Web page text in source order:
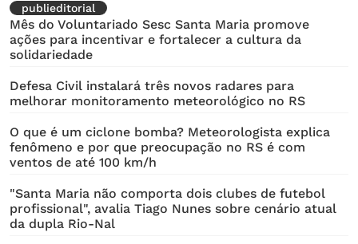
publieditorial
Mês do Voluntariado Sesc Santa Maria promove
ações para incentivar e fortalecer a cultura da
solidariedade
Defesa Civil instalará três novos radares para
melhorar monitoramento meteorológico no RS
O que é um ciclone bomba? Meteorologista explica
fenômeno e por que preocupação no RS é com
ventos de até 100 km/h
"Santa Maria não comporta dois clubes de futebol
profissional", avalia Tiago Nunes sobre cenário atual
da dupla Rio-Nal